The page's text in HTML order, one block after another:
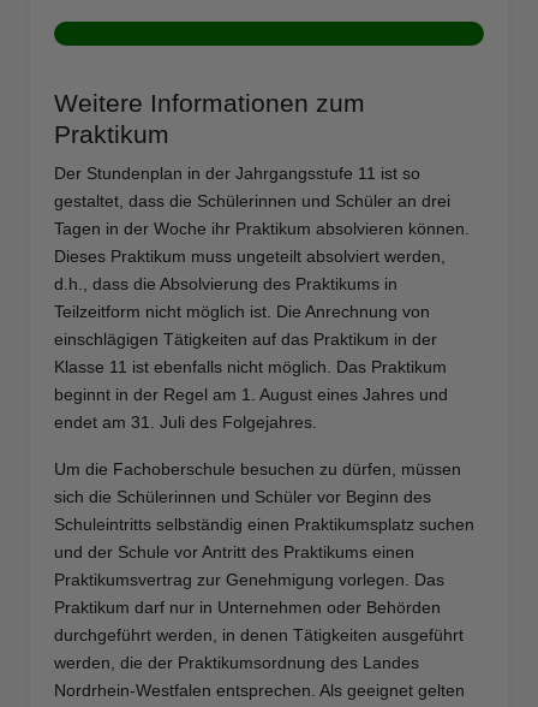
Weitere Informationen zum
Praktikum
Der Stundenplan in der Jahrgangsstufe 11 ist so
gestaltet, dass die Schülerinnen und Schüler an drei
Tagen in der Woche ihr Praktikum absolvieren können.
Dieses Praktikum muss ungeteilt absolviert werden,
d.h., dass die Absolvierung des Praktikums in
Teilzeitform nicht möglich ist. Die Anrechnung von
einschlägigen Tätigkeiten auf das Praktikum in der
Klasse 11 ist ebenfalls nicht möglich. Das Praktikum
beginnt in der Regel am 1. August eines Jahres und
endet am 31. Juli des Folgejahres.
Um die Fachoberschule besuchen zu dürfen, müssen
sich die Schülerinnen und Schüler vor Beginn des
Schuleintritts selbständig einen Praktikumsplatz suchen
und der Schule vor Antritt des Praktikums einen
Praktikumsvertrag zur Genehmigung vorlegen. Das
Praktikum darf nur in Unternehmen oder Behörden
durchgeführt werden, in denen Tätigkeiten ausgeführt
werden, die der Praktikumsordnung des Landes
Nordrhein-Westfalen entsprechen. Als geeignet gelten